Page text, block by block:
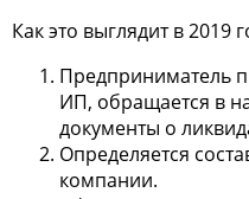
Как это выглядит в 2019
Предприниматель
ИП, обращается в
документы о
Определяется
компании.